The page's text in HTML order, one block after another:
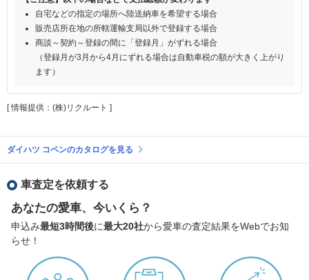
自宅などの指定の場所へ陸送納車を希望する場合
販売店所在地の所轄運輸支局以外で登録する場合
商談～契約～登録の間に「登録月」がずれる場合
（登録月が3月から4月にずれる場合は自動車税の額が大きく上がり
ます）
[ 情報提供：(株)リクルート ]
ダイハツ コペンのカタログを見る
車査定を依頼する
あなたの愛車、今いくら？
申込み最短3時間後に最大20社から愛車の査定結果をWebでお知
らせ！